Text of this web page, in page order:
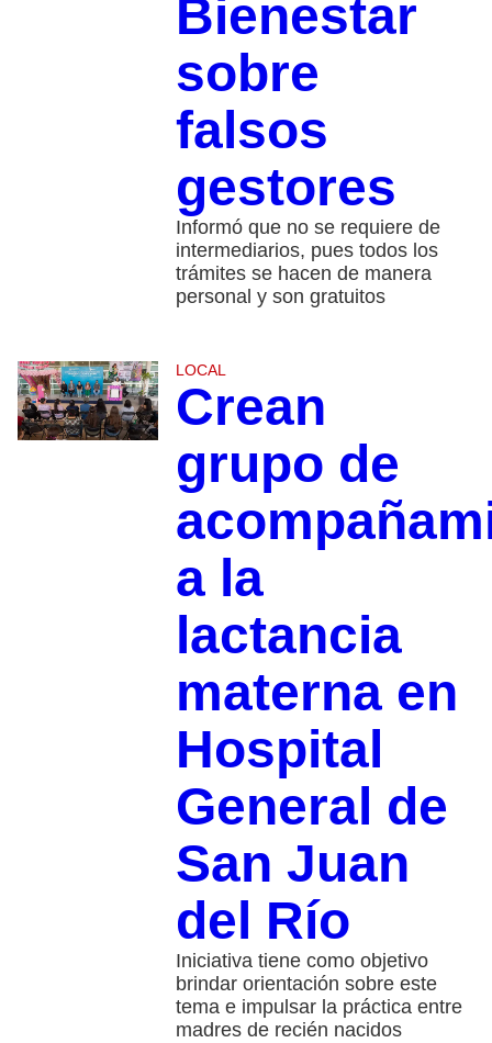
Bienestar
sobre
falsos
gestores
Informó que no se requiere de
intermediarios, pues todos los
trámites se hacen de manera
personal y son gratuitos
LOCAL
Crean
grupo de
a la
lactancia
materna en
Hospital
General de
San Juan
del Río
Iniciativa tiene como objetivo
brindar orientación sobre este
tema e impulsar la práctica entre
madres de recién nacidos